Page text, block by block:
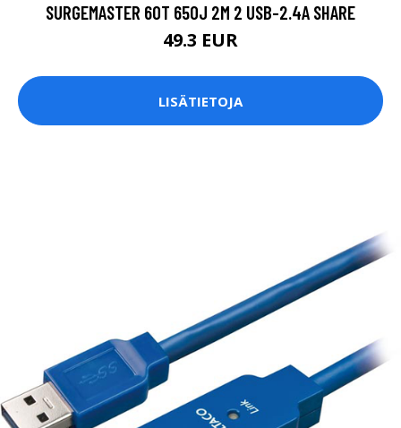
SURGEMASTER 6OT 650J 2M 2 USB-2.4A SHARE
49.3 EUR
LISÄTIETOJA